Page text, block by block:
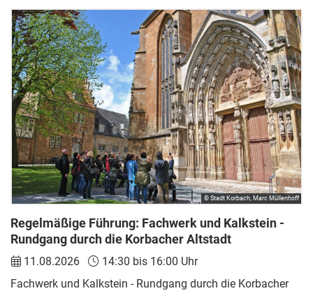
Regelmäßige Führung: Fachwerk und Kalkstein -
Rundgang durch die Korbacher Altstadt
11.08.2026
14:30 bis 16:00 Uhr
Fachwerk und Kalkstein - Rundgang durch die Korbacher
© Stadt Korbach, Marc Müllenhoff